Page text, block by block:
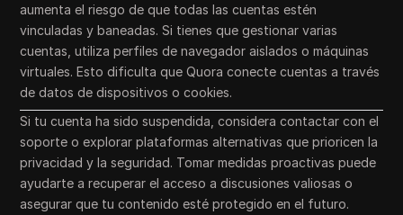
aumenta el riesgo de que todas las cuentas estén
vinculadas y baneadas. Si tienes que gestionar varias
cuentas, utiliza perfiles de navegador aislados o máquinas
virtuales. Esto dificulta que Quora conecte cuentas a través
de datos de dispositivos o cookies.
Si tu cuenta ha sido suspendida, considera contactar con el
soporte o explorar plataformas alternativas que prioricen la
privacidad y la seguridad. Tomar medidas proactivas puede
ayudarte a recuperar el acceso a discusiones valiosas o
asegurar que tu contenido esté protegido en el futuro.